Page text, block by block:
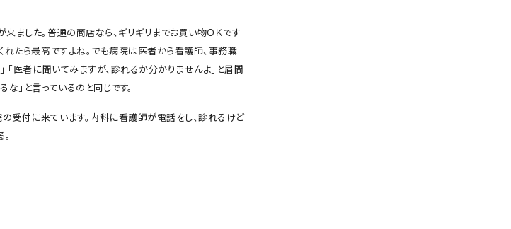
ました。普通の商店なら、ギリギリまでお買い物ＯＫです
れたら最高ですよね。でも病院は医者から看護師、事務職
「医者に聞いてみますが、診れるか分かりませんよ」と眉間
」と言っているのと同じです。
受付に来ています。内科に看護師が電話をし、診れるけど